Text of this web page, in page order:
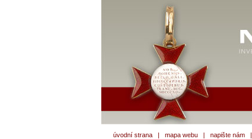
úvodní strana | mapa webu | napište nám |